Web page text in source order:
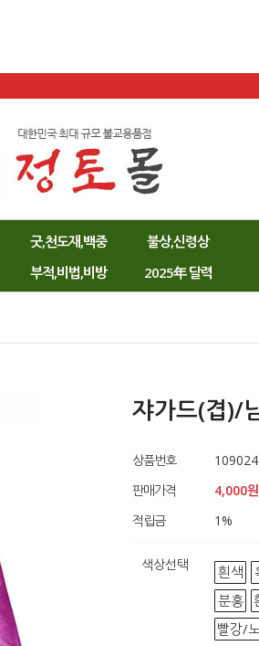
굿,천도재,백중 불상,신령상
부적,비법,비방 2025年 달력
쟈가드(겹)/
상품번호
판매가격
4,000원
적립금
1%
색상선택 흰색
분홍
빨강/